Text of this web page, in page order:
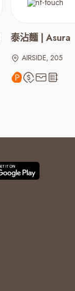
泰沾麵 | Asura
AIRSIDE, 205